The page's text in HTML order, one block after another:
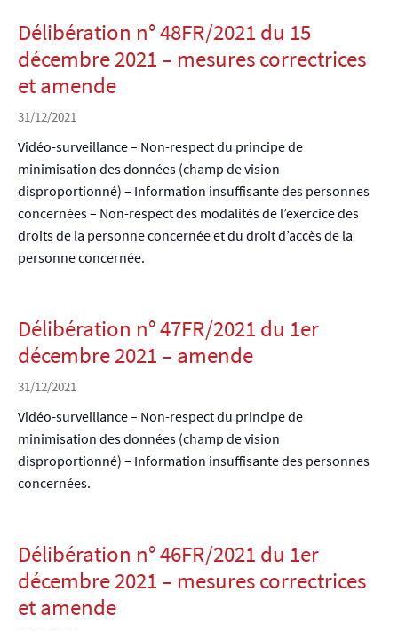
Délibération n° 48FR/2021 du 15
décembre 2021 – mesures correctrices
et amende
31/12/2021
Vidéo-surveillance – Non-respect du principe de
minimisation des données (champ de vision
disproportionné) – Information insuffisante des personnes
concernées – Non-respect des modalités de l’exercice des
droits de la personne concernée et du droit d’accès de la
personne concernée.
Délibération n° 47FR/2021 du 1er
décembre 2021 – amende
31/12/2021
Vidéo-surveillance – Non-respect du principe de
minimisation des données (champ de vision
disproportionné) – Information insuffisante des personnes
concernées.
Délibération n° 46FR/2021 du 1er
décembre 2021 – mesures correctrices
et amende